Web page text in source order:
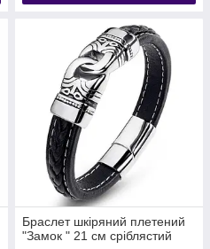
Браслет шкіряний плетений
"Замок " 21 см сріблястий